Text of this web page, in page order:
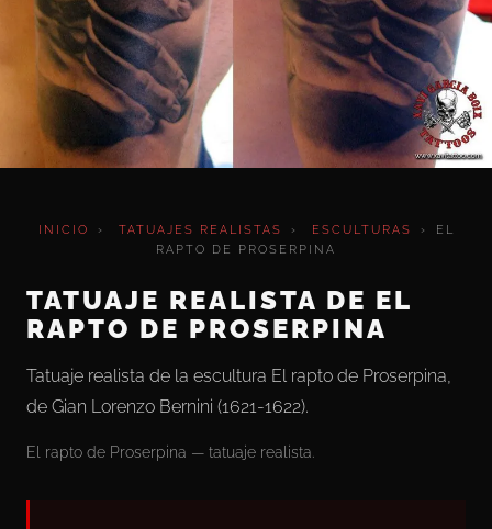
INICIO › TATUAJES REALISTAS › ESCULTURAS ›
EL
RAPTO DE PROSERPINA
TATUAJE REALISTA DE EL
RAPTO DE PROSERPINA
Tatuaje realista de la escultura El rapto de Proserpina,
de Gian Lorenzo Bernini (1621-1622).
El rapto de Proserpina — tatuaje realista.